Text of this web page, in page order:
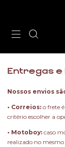
Entregas e
Nossos envios
• Correios: o frete
critério escolher a
• Motoboy: caso
realizado no